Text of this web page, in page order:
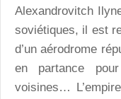
Alexandrovitch
soviétiques, il est
d’un aérodrome
en partance
voisines…